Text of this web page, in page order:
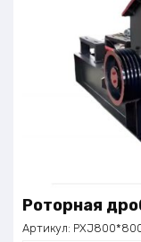
Роторная
Артикул: